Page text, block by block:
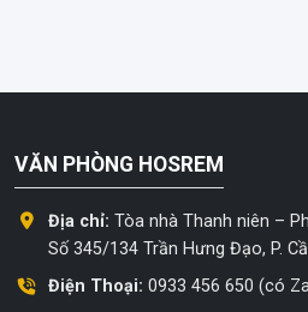
VĂN PHÒNG HOSREM
Địa chỉ: Tòa nhà Thanh niên –
Số 345/134 Trần Hưng Đạo, P.
Điện Thoại: 0933 456 650 (có